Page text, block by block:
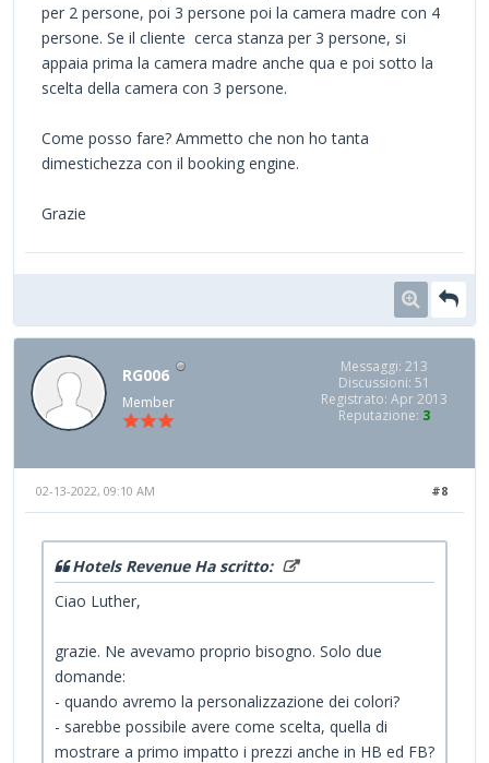
per 2 persone, poi 3 persone poi la camera madre con 4
persone. Se il cliente cerca stanza per 3 persone, si
appaia prima la camera madre anche qua e poi sotto la
scelta della camera con 3 persone.
Come posso fare? Ammetto che non ho tanta
dimestichezza con il booking engine.
Grazie
RG006
Member
Messaggi: 213
Discussioni: 51
Registrato: Apr 2013
Reputazione: 3
#8
02-13-2022, 09:10 AM
Hotels Revenue Ha scritto:
Ciao Luther,
grazie. Ne avevamo proprio bisogno. Solo due
domande:
- quando avremo la personalizzazione dei colori?
- sarebbe possibile avere come scelta, quella di
mostrare a primo impatto i prezzi anche in HB ed FB?